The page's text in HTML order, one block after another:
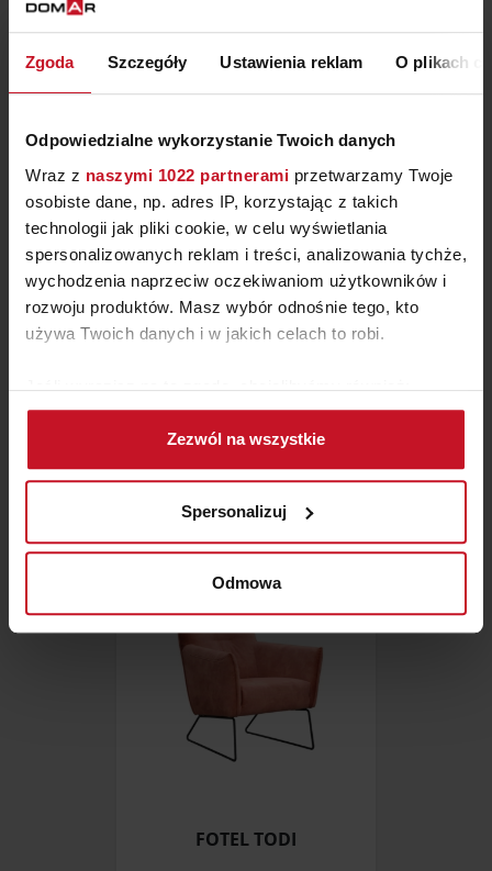
Zgoda Szczegóły Ustawienia reklam O plikach
Odpowiedzialne wykorzystanie Twoich danych
Wraz z naszymi 1022 partnerami przetwarzamy Twoje
osobiste dane, np. adres IP, korzystając z takich
technologii jak pliki cookie, w celu wyświetlania
spersonalizowanych reklam i treści, analizowania tychże,
wychodzenia naprzeciw oczekiwaniom użytkowników i
rozwoju produktów. Masz wybór odnośnie tego, kto
używa Twoich danych i w jakich celach to robi.
Jeśli wyrazisz na to zgodę, chcielibyśmy również:
Gromadzić dane dotyczące Twojej lokalizacji
geograficznej z dokładnością nawet do kilku metrów
Identyfikować Twoje urządzenie, aktywnie
(fingerprinting, czyli wirtualny odcisk palca)
Dowiedz się więcej odnośnie tego, jak Twoje osobiste
dane są przetwarzane oraz ustaw własne preferencje w
zmienić lub wycofać swoją zgodę w dowolnej chwili.
Wykorzystujemy pliki cookie do spersonalizowania treści
i reklam, aby oferować funkcje społecznościowe i
analizować ruch w naszej witrynie. Informacje o tym, jak
korzystasz z naszej witryny, udostępniamy partnerom
otrzymanymi od Ciebie lub uzyskanymi podczas
Zezwól na wszystkie
Spersonalizuj
Odmowa
ZAPYTAJ O CENĘ W SALONIE
KOLEKCJA SOFT LACK
ZAPYTAJ O CENĘ W SALONIE
FOTEL TODI